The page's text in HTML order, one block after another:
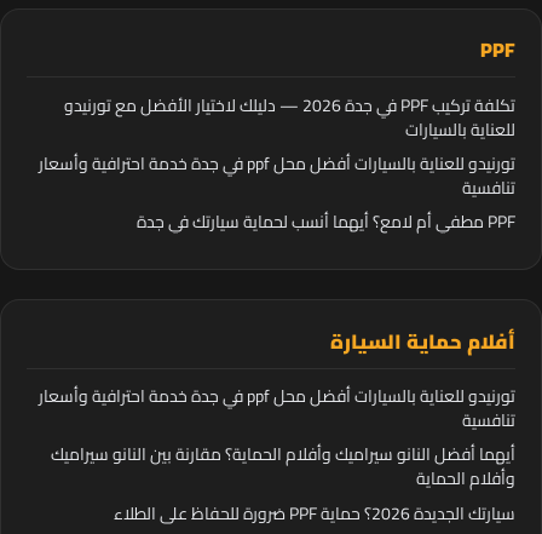
PPF
تكلفة تركيب PPF في جدة 2026 — دليلك لاختيار الأفضل مع تورنيدو
للعناية بالسيارات
تورنيدو للعناية بالسيارات أفضل محل ppf في جدة خدمة احترافية وأسعار
تنافسية
PPF مطفي أم لامع؟ أيهما أنسب لحماية سيارتك في جدة
أفلام حماية السيارة
تورنيدو للعناية بالسيارات أفضل محل ppf في جدة خدمة احترافية وأسعار
تنافسية
أيهما أفضل النانو سيراميك وأفلام الحماية؟ مقارنة بين النانو سيراميك
وأفلام الحماية
سيارتك الجديدة 2026؟ حماية PPF ضرورة للحفاظ على الطلاء